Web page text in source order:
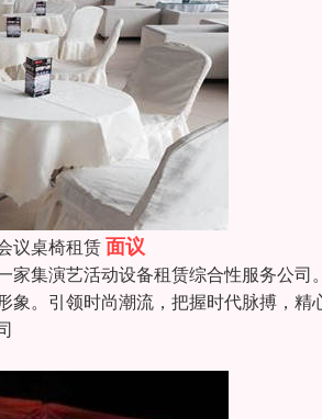
议桌椅租赁面议
集演艺活动设备租赁综合性服务公司
象。引领时尚潮流，把握时代脉搏，